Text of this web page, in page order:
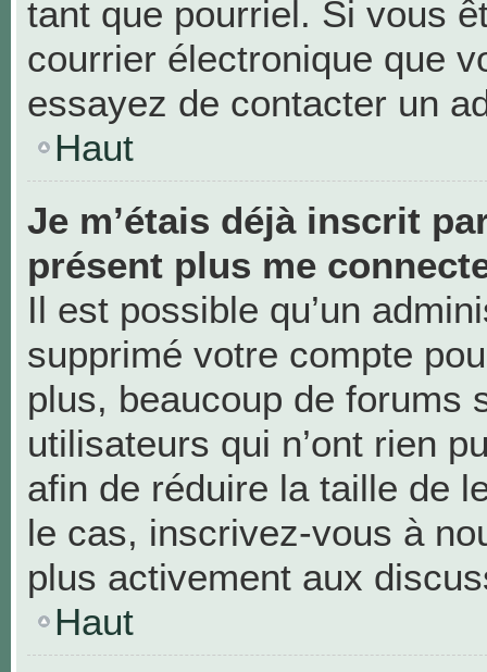
tant que pourriel. Si vous
courrier électronique que
essayez de contacter un
Haut
Je m’étais déjà inscrit
présent plus me
Il est possible qu’un
supprimé votre compte
plus, beaucoup de forums
utilisateurs qui n’ont rien
afin de réduire la taille de
le cas, inscrivez-vous à
plus activement aux
Haut